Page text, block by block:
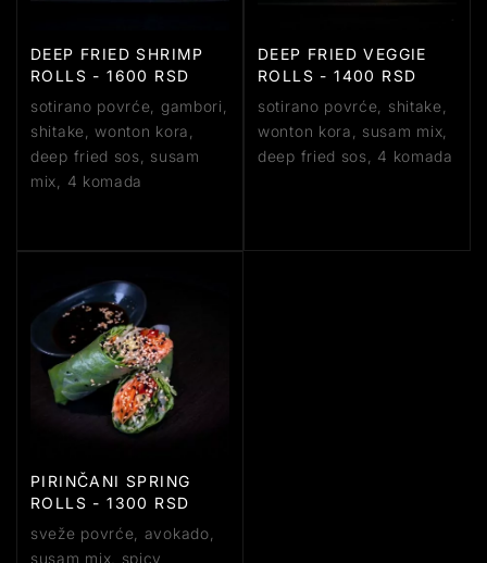
DEEP FRIED SHRIMP
ROLLS - 1600 RSD
sotirano povrće, gambori,
shitake, wonton kora,
deep fried sos, susam
mix, 4 komada
DEEP FRIED VEGGIE
ROLLS - 1400 RSD
sotirano povrće, shitake,
wonton kora, susam mix,
deep fried sos, 4 komada
PIRINČANI SPRING
ROLLS - 1300 RSD
sveže povrće, avokado,
susam mix, spicy